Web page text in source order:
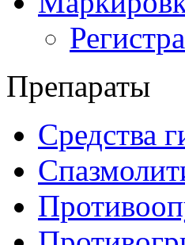
Препараты
Средства